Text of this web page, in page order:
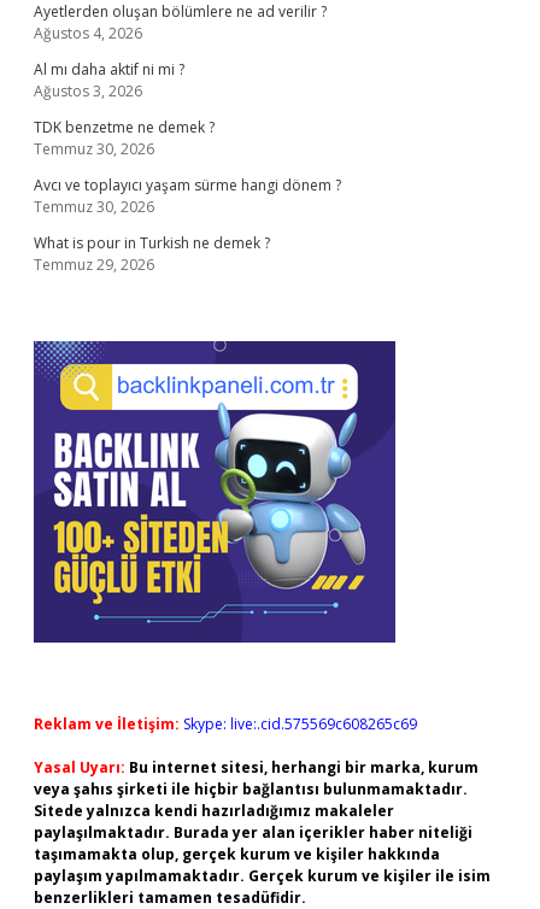
Ayetlerden oluşan bölümlere ne ad verilir ?
Ağustos 4, 2026
Al mı daha aktif ni mi ?
Ağustos 3, 2026
TDK benzetme ne demek ?
Temmuz 30, 2026
Avcı ve toplayıcı yaşam sürme hangi dönem ?
Temmuz 30, 2026
What is pour in Turkish ne demek ?
Temmuz 29, 2026
Reklam ve İletişim: Skype: live:.cid.575569c608265c69
Yasal Uyarı: Bu internet sitesi, herhangi bir marka, kurum
veya şahıs şirketi ile hiçbir bağlantısı bulunmamaktadır.
Sitede yalnızca kendi hazırladığımız makaleler
paylaşılmaktadır. Burada yer alan içerikler haber niteliği
taşımamakta olup, gerçek kurum ve kişiler hakkında
paylaşım yapılmamaktadır. Gerçek kurum ve kişiler ile isim
benzerlikleri tamamen tesadüfidir.